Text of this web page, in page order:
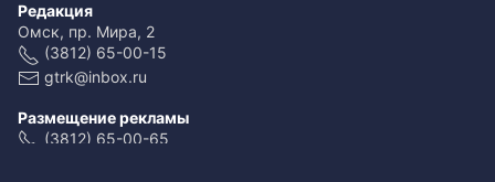
Редакция
Омск, пр. Мира, 2
(3812) 65-00-15
gtrk@inbox.ru
Размещение рекламы
(3812) 65-00-65